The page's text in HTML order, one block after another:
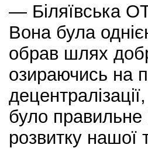
— Біляївська
Вона була
обрав шлях
озираючись на
було правильне
розвитку нашої